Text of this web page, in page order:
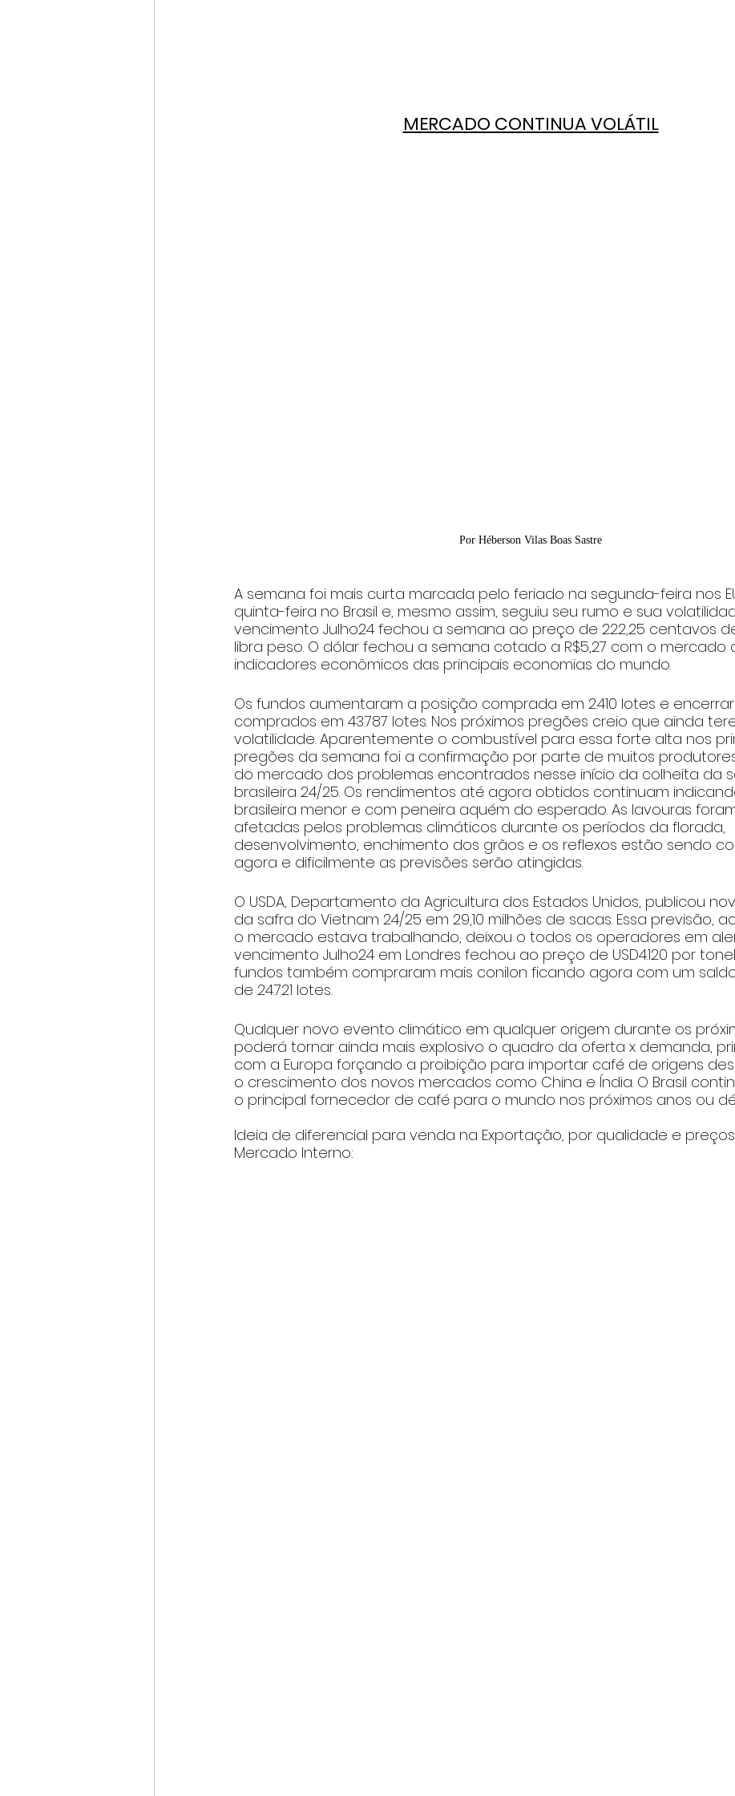
MERCADO CONTINUA VOLÁTIL
Por Héberson Vilas Boas Sastre
A semana foi mais curta marcada pelo feriado na segunda-feira nos
quinta-feira no Brasil e, mesmo assim, seguiu seu rumo e sua
vencimento Julho24 fechou a semana ao preço de 222,25 centavos
libra peso. O dólar fechou a semana cotado a R$5,27 com o mercado
indicadores econômicos das principais economias do mundo.
Os fundos aumentaram a posição comprada em 2.410 lotes e
comprados em 43.787 lotes. Nos próximos pregões creio que ainda
volatilidade. Aparentemente o combustível para essa forte alta nos
pregões da semana foi a confirmação por parte de muitos
do mercado dos problemas encontrados nesse início da colheita da
brasileira 24/25. Os rendimentos até agora obtidos continuam
brasileira menor e com peneira aquém do esperado. As lavouras
afetadas pelos problemas climáticos durante os períodos da florada,
desenvolvimento, enchimento dos grãos e os reflexos estão sendo
agora e dificilmente as previsões serão atingidas.
O USDA, Departamento da Agricultura dos Estados Unidos, publicou
da safra do Vietnam 24/25 em 29,10 milhões de sacas. Essa previsão,
o mercado estava trabalhando, deixou o todos os operadores em
vencimento Julho24 em Londres fechou ao preço de USD4.120 por
fundos também compraram mais conilon ficando agora com um
de 24.721 lotes.
Qualquer novo evento climático em qualquer origem durante os
poderá tornar ainda mais explosivo o quadro da oferta x demanda,
com a Europa forçando a proibição para importar café de origens
o crescimento dos novos mercados como China e Índia. O Brasil
o principal fornecedor de café para o mundo nos próximos anos ou
Ideia de diferencial para venda na Exportação, por qualidade e
Mercado Interno: